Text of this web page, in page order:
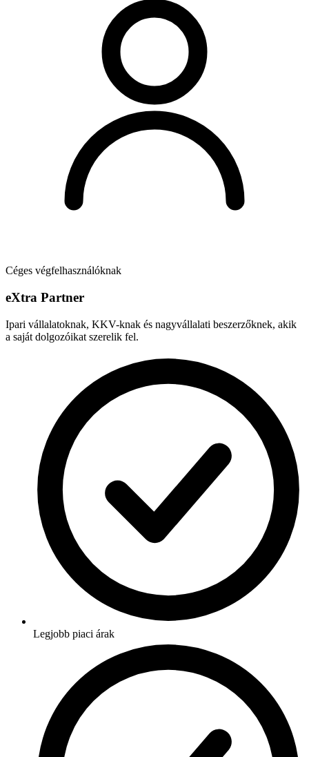
Céges végfelhasználóknak
eXtra Partner
Ipari vállalatoknak, KKV-knak és nagyvállalati beszerzőknek, akik
a saját dolgozóikat szerelik fel.
Legjobb piaci árak